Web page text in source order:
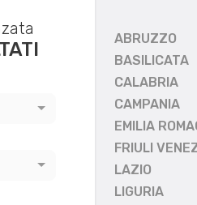
ABRUZZO
BASILICATA
CALABRIA
CAMPANIA
EMILIA
FRIULI
LAZIO
LIGURIA